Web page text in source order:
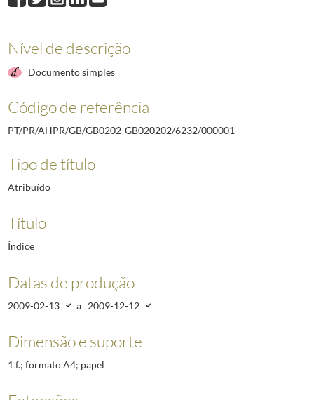
Nível de descrição
Documento simples
Código de referência
PT/PR/AHPR/GB/GB0202-GB020202/6232/000001
Tipo de título
Atribuído
Título
Índice
Datas de produção
2009-02-13 a 2009-12-12
Dimensão e suporte
1 f.; formato A4; papel